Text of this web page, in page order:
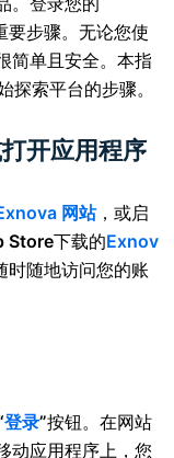
要步骤。无论您使
简单且安全。本指
索平台的步骤。
开应用程序
网站，或启
Store下载的Exnov
时随地访问您的账
登录”按钮。在网站
动应用程序上，您